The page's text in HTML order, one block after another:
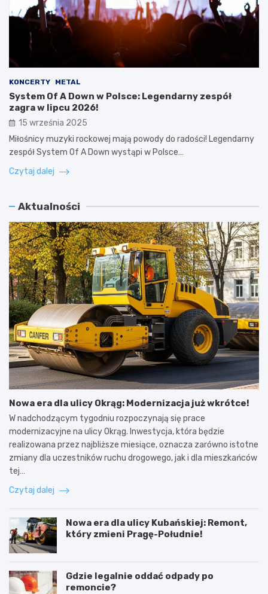
KONCERTY METAL
System Of A Down w Polsce: Legendarny zespół
zagra w lipcu 2026!
15 września 2025
Miłośnicy muzyki rockowej mają powody do radości! Legendarny
zespół System Of A Down wystąpi w Polsce…
Czytaj dalej
Aktualności
Nowa era dla ulicy Okrąg: Modernizacja już wkrótce!
W nadchodzącym tygodniu rozpoczynają się prace
modernizacyjne na ulicy Okrąg. Inwestycja, która będzie
realizowana przez najbliższe miesiące, oznacza zarówno istotne
zmiany dla uczestników ruchu drogowego, jak i dla mieszkańców
tej…
Czytaj dalej
Nowa era dla ulicy Kubańskiej: Remont,
który zmieni Pragę-Południe!
Gdzie legalnie oddać odpady po
remoncie?